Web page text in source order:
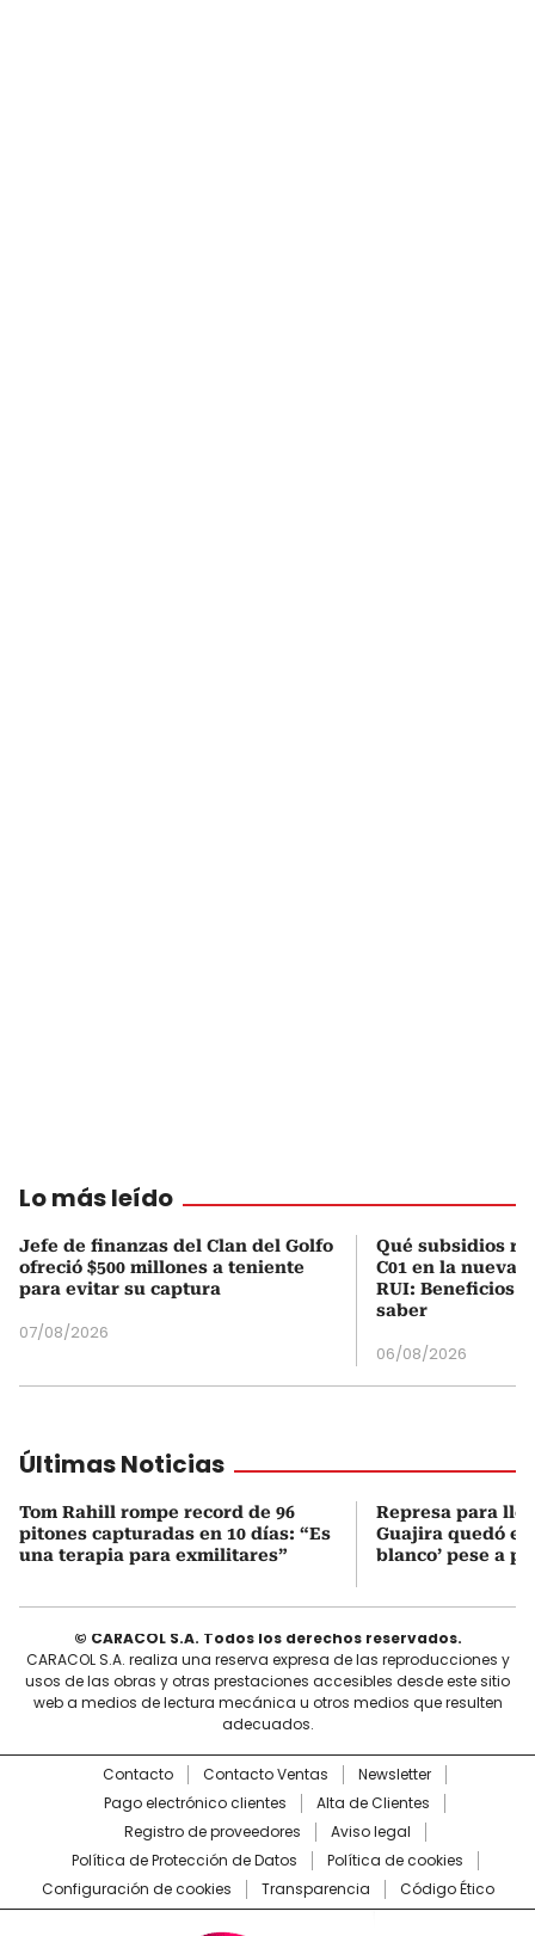
Lo más leído
Jefe de finanzas del Clan del Golfo
ofreció $500 millones a teniente
para evitar su captura
07/08/2026
Qué subsidios
C01 en la nueva
RUI: Beneficios
saber
06/08/2026
Últimas Noticias
Tom Rahill rompe record de 96
pitones capturadas en 10 días: “Es
una terapia para exmilitares”
Represa para
Guajira quedó en
blanco’ pese a
© CARACOL S.A. Todos los derechos reservados.
CARACOL S.A. realiza una reserva expresa de las reproducciones y
usos de las obras y otras prestaciones accesibles desde este sitio
web a medios de lectura mecánica u otros medios que resulten
adecuados.
Contacto Contacto Ventas
Newsletter
Pago electrónico clientes
Alta de Clientes
Registro de proveedores
Aviso legal
Política de Protección de Datos
Política de cookies
Configuración de cookies
Transparencia Código Ético